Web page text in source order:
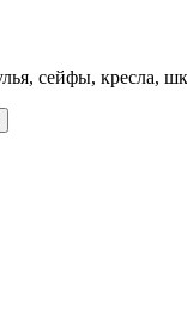
сейфы, кресла,